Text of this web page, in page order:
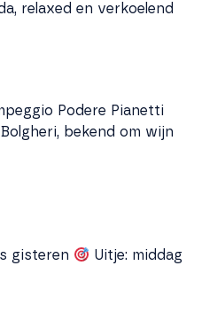
relaxed en verkoelend
Podere Pianetti
bekend om wijn
gisteren
Uitje: middag